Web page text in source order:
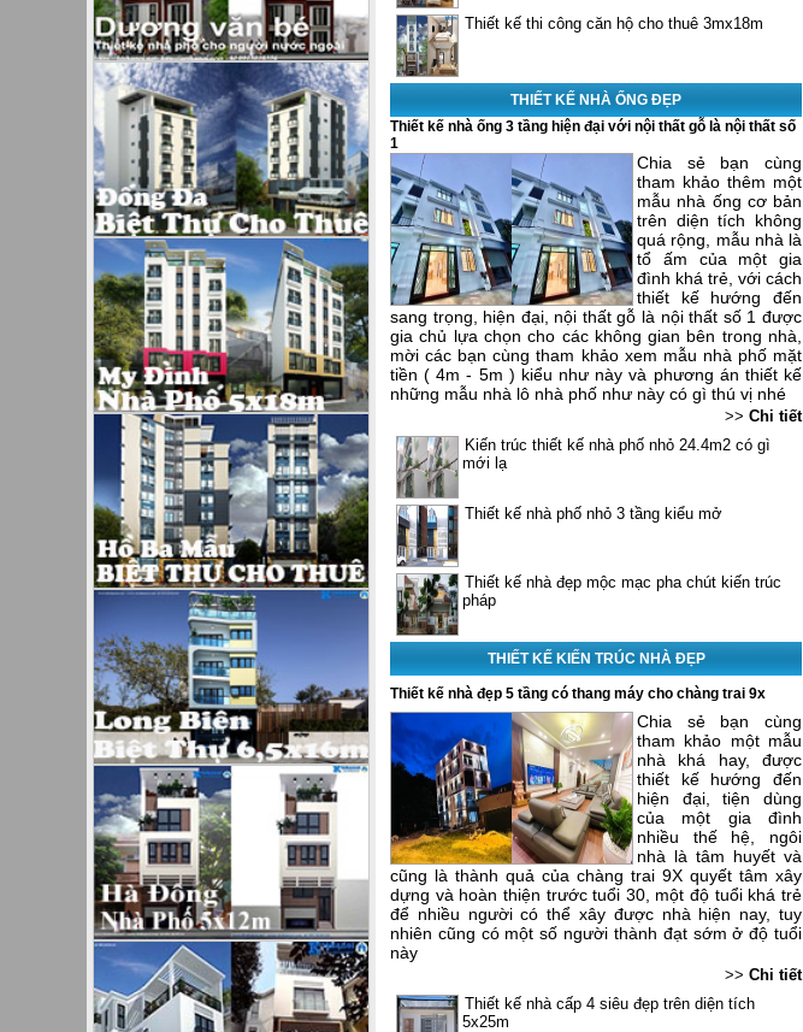
Thiết kế thi công căn hộ cho thuê 3mx18m
THIẾT KẾ NHÀ ỐNG ĐẸP
Thiết kế nhà ống 3 tầng hiện đại với nội thất gỗ là nội thất số
1
Chia sẻ bạn cùng
tham khảo thêm một
mẫu nhà ống cơ bản
trên diện tích không
quá rộng, mẫu nhà là
tổ ấm của một gia
đình khá trẻ, với cách
thiết kế hướng đến
sang trọng, hiện đại, nội thất gỗ là nội thất số 1 được
gia chủ lựa chọn cho các không gian bên trong nhà,
mời các bạn cùng tham khảo xem mẫu nhà phố mặt
tiền ( 4m - 5m ) kiểu như này và phương án thiết kế
những mẫu nhà lô nhà phố như này có gì thú vị nhé
>> Chi tiết
Kiến trúc thiết kế nhà phố nhỏ 24.4m2 có gì
mới lạ
Thiết kế nhà phố nhỏ 3 tầng kiểu mở
Thiết kế nhà đẹp mộc mạc pha chút kiến trúc
pháp
THIẾT KẾ KIẾN TRÚC NHÀ ĐẸP
Thiết kế nhà đẹp 5 tầng có thang máy cho chàng trai 9x
Chia sẻ bạn cùng
tham khảo một mẫu
nhà khá hay, được
thiết kế hướng đến
hiện đại, tiện dùng
của một gia đình
nhiều thế hệ, ngôi
nhà là tâm huyết và
cũng là thành quả của chàng trai 9X quyết tâm xây
dựng và hoàn thiện trước tuổi 30, một độ tuổi khá trẻ
để nhiều người có thể xây được nhà hiện nay, tuy
nhiên cũng có một số người thành đạt sớm ở độ tuổi
này
>> Chi tiết
Thiết kế nhà cấp 4 siêu đẹp trên diện tích
5x25m